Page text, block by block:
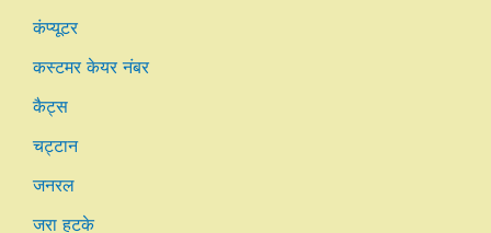
कंप्यूटर
कस्टमर केयर नंबर
कैट्स
चट्टान
जनरल
जरा हटके